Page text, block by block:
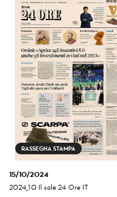
RASSEGNA STAMPA
15/10/2024
2024_10 Il sole 24 Ore IT